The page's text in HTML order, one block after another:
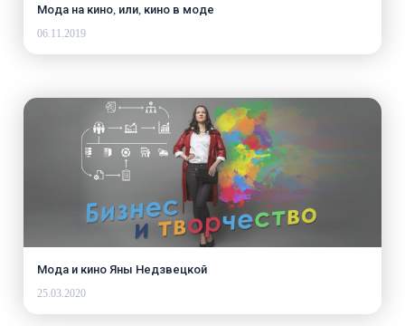
Мода на кино, или, кино в моде
06.11.2019
Мода и кино Яны Недзвецкой
25.03.2020